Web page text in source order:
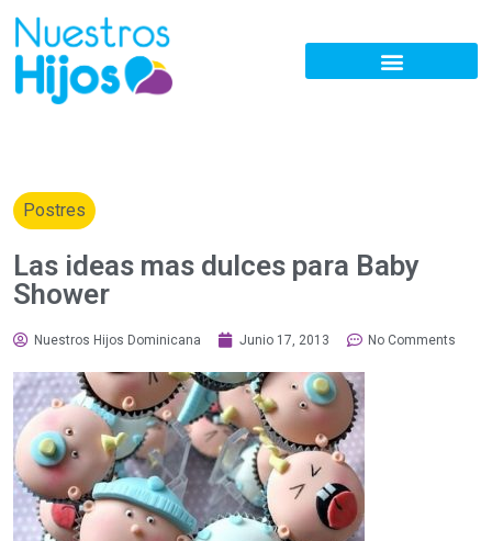
Postres
Las ideas mas dulces para Baby
Shower
Nuestros Hijos Dominicana Junio 17, 2013 No Comments